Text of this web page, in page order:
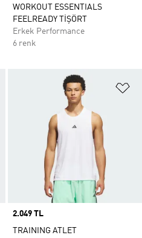
WORKOUT ESSENTIALS
FEELREADY TİŞÖRT
Erkek Performance
6 renk
Favori Listesine Ekle
Price
2.049 TL
TRAINING ATLET